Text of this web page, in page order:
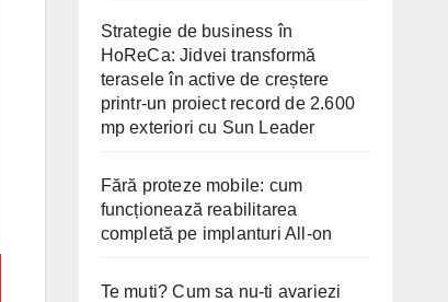
Strategie de business în
HoReCa: Jidvei transformă
terasele în active de creștere
printr-un proiect record de 2.600
mp exteriori cu Sun Leader
Fără proteze mobile: cum
funcționează reabilitarea
completă pe implanturi All-on
Te muti? Cum sa nu-ti avariezi